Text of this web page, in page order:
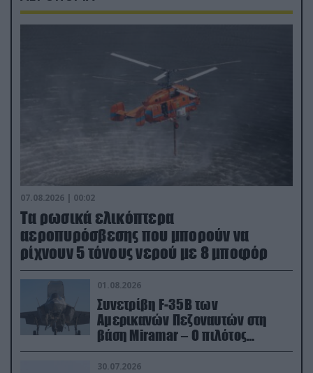
07.08.2026 | 00:02
Τα ρωσικά ελικόπτερα
αεροπυρόσβεσης που μπορούν να
ρίχνουν 5 τόνους νερού με 8 μποφόρ
01.08.2026
Συνετρίβη F-35B των
Αμερικανών Πεζοναυτών στη
βάση Miramar – Ο πιλότος
εκτινάχθηκε εγκαίρως
30.07.2026